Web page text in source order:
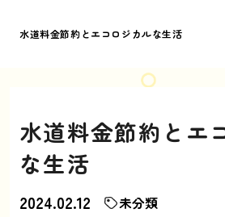
水道料金節約とエコロジカルな生活
水道料金節約とエ
な生活
2024.02.12 未分類